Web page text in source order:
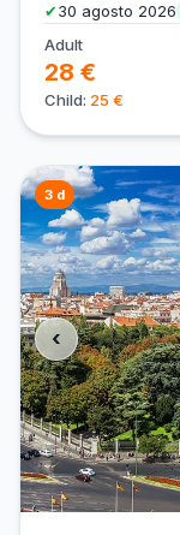
✔30 agosto 2026
Adult
28 €
Child: 25 €
‹
3 d